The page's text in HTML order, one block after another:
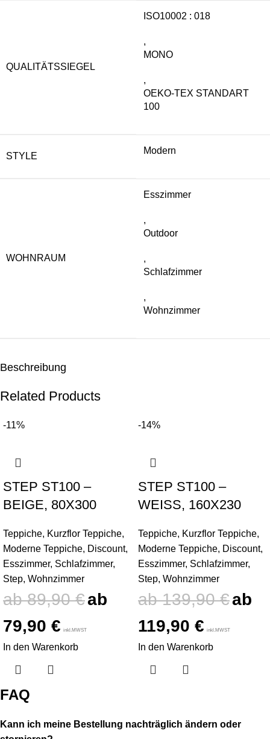
QUALITÄTSSIEGEL
ISO10002 : 018
,
MONO
,
OEKO-TEX STANDART
100
STYLE
Modern
WOHNRAUM
Esszimmer
,
Outdoor
,
Schlafzimmer
,
Wohnzimmer
Beschreibung
Related Products
-11%
STEP ST100 –
BEIGE, 80X300
Teppiche, Kurzflor Teppiche,
Moderne Teppiche, Discount,
Esszimmer, Schlafzimmer,
Step, Wohnzimmer
89,90€
79,90 € inkl.MWST
In den Warenkorb
-14%
STEP ST100 –
WEISS, 160X230
Teppiche, Kurzflor Teppiche,
Moderne Teppiche, Discount,
Esszimmer, Schlafzimmer,
Step, Wohnzimmer
139,90€
119,90 € inkl.MWST
In den Warenkorb
FAQ
Kann ich meine Bestellung nachträglich ändern oder